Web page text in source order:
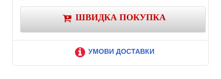
ШВИДКА ПОКУПКА
УМОВИ ДОСТАВКИ